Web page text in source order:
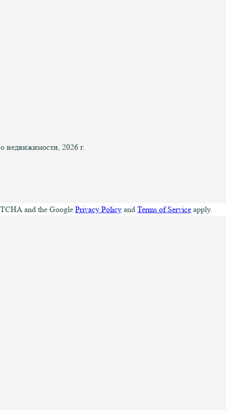
недвижимости, 2026 г.
and the Google Privacy Policy and Terms of Service apply.